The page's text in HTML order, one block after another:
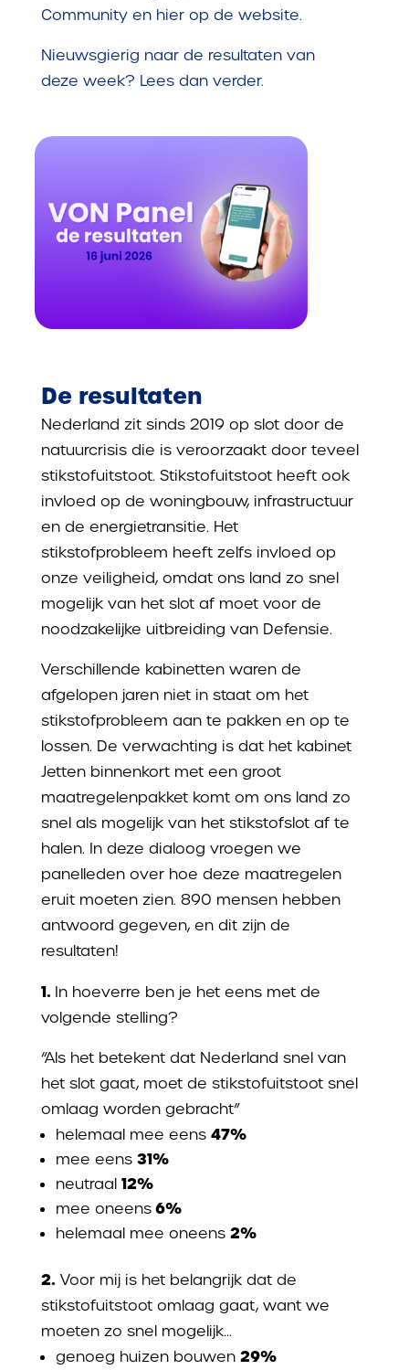
Community en hier op de website.
Nieuwsgierig naar de resultaten van
deze week? Lees dan verder.
De resultaten
Nederland zit sinds 2019 op slot door de
natuurcrisis die is veroorzaakt door teveel
stikstofuitstoot. Stikstofuitstoot heeft ook
invloed op de woningbouw, infrastructuur
en de energietransitie. Het
stikstofprobleem heeft zelfs invloed op
onze veiligheid, omdat ons land zo snel
mogelijk van het slot af moet voor de
noodzakelijke uitbreiding van Defensie.
Verschillende kabinetten waren de
afgelopen jaren niet in staat om het
stikstofprobleem aan te pakken en op te
lossen. De verwachting is dat het kabinet
Jetten binnenkort met een groot
maatregelenpakket komt om ons land zo
snel als mogelijk van het stikstofslot af te
halen. In deze dialoog vroegen we
panelleden over hoe deze maatregelen
eruit moeten zien. 890 mensen hebben
antwoord gegeven, en dit zijn de
resultaten!
1. In hoeverre ben je het eens met de
volgende stelling?
“Als het betekent dat Nederland snel van
het slot gaat, moet de stikstofuitstoot snel
omlaag worden gebracht”
helemaal mee eens 47%
mee eens 31%
neutraal 12%
mee oneens6%
helemaal mee oneens 2%
2. Voor mij is het belangrijk dat de
stikstofuitstoot omlaag gaat, want we
moeten zo snel mogelijk…
genoeg huizen bouwen 29%